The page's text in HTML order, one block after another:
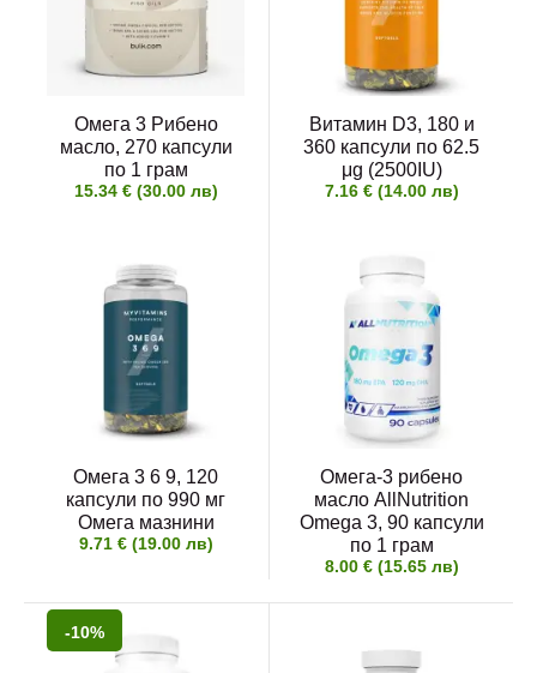
Омега 3 Рибено
масло, 270 капсули
по 1 грам
15.34 € (30.00 лв)
Витамин D3, 180 и
360 капсули по 62.5
μg (2500IU)
7.16 € (14.00 лв)
Омега 3 6 9, 120
капсули по 990 мг
Омега мазнини
9.71 € (19.00 лв)
Омега-3 рибено
масло AllNutrition
Omega 3, 90 капсули
по 1 грам
8.00 € (15.65 лв)
-10%